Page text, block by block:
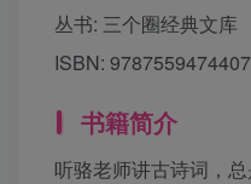
丛书: 三个圈经典文库
ISBN: 9787559474407
书籍简介
听骆老师讲古诗词，